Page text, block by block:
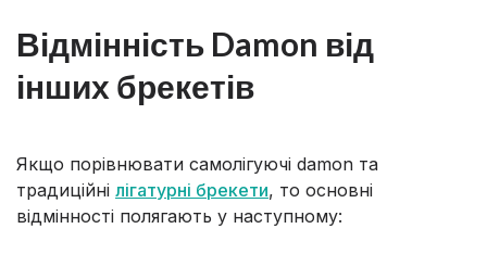
Відмінність Damon від
інших брекетів
Якщо порівнювати самолігуючі damon та
традиційні лігатурні брекети, то основні
відмінності полягають у наступному: